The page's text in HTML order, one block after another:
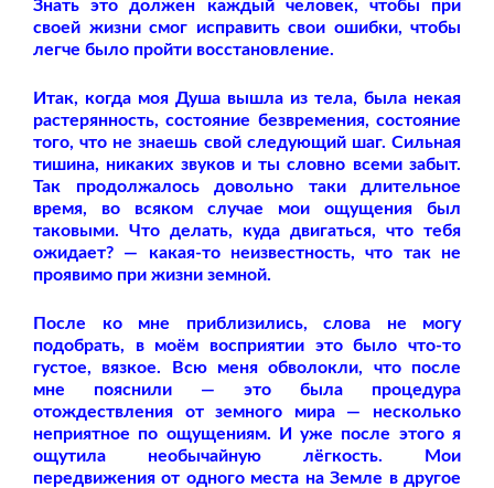
Знать это должен каждый человек, чтобы при
своей жизни смог исправить свои ошибки, чтобы
легче было пройти восстановление.
Итак, когда моя Душа вышла из тела, была некая
растерянность, состояние безвремения, состояние
того, что не знаешь свой следующий шаг. Сильная
тишина, никаких звуков и ты словно всеми забыт.
Так продолжалось довольно таки длительное
время, во всяком случае мои ощущения был
таковыми. Что делать, куда двигаться, что тебя
ожидает? — какая-то неизвестность, что так не
проявимо при жизни земной.
После ко мне приблизились, слова не могу
подобрать, в моём восприятии это было что-то
густое, вязкое. Всю меня обволокли, что после
мне пояснили — это была процедура
отождествления от земного мира — несколько
неприятное по ощущениям. И уже после этого я
ощутила необычайную лёгкость. Мои
передвижения от одного места на Земле в другое